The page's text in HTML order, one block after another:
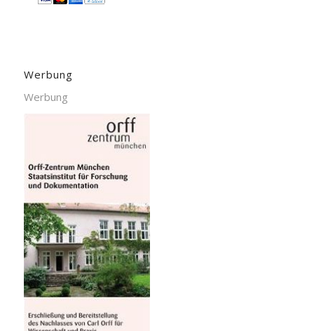
Werbung
Werbung